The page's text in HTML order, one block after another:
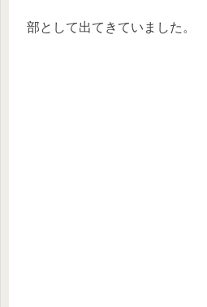
部として出てきていました。